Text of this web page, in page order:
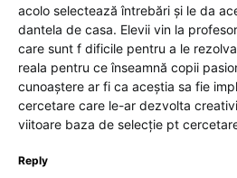
acolo selectează întrebări și le da
dantela de casa. Elevii vin la
care sunt f dificile pentru a le
reala pentru ce înseamnă copii
cunoaștere ar fi ca aceștia sa fie
cercetare care le-ar dezvolta
viitoare baza de selecție pt
Reply